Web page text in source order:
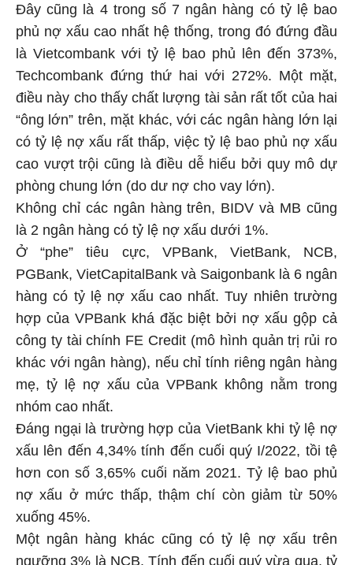
Đây cũng là 4 trong số 7 ngân hàng có tỷ lệ bao
phủ nợ xấu cao nhất hệ thống, trong đó đứng đầu
là Vietcombank với tỷ lệ bao phủ lên đến 373%,
Techcombank đứng thứ hai với 272%. Một mặt,
điều này cho thấy chất lượng tài sản rất tốt của hai
“ông lớn” trên, mặt khác, với các ngân hàng lớn lại
có tỷ lệ nợ xấu rất thấp, việc tỷ lệ bao phủ nợ xấu
cao vượt trội cũng là điều dễ hiểu bởi quy mô dự
phòng chung lớn (do dư nợ cho vay lớn).
Không chỉ các ngân hàng trên, BIDV và MB cũng
là 2 ngân hàng có tỷ lệ nợ xấu dưới 1%.
Ở “phe” tiêu cực, VPBank, VietBank, NCB,
PGBank, VietCapitalBank và Saigonbank là 6 ngân
hàng có tỷ lệ nợ xấu cao nhất. Tuy nhiên trường
hợp của VPBank khá đặc biệt bởi nợ xấu gộp cả
công ty tài chính FE Credit (mô hình quản trị rủi ro
khác với ngân hàng), nếu chỉ tính riêng ngân hàng
mẹ, tỷ lệ nợ xấu của VPBank không nằm trong
nhóm cao nhất.
Đáng ngại là trường hợp của VietBank khi tỷ lệ nợ
xấu lên đến 4,34% tính đến cuối quý I/2022, tồi tệ
hơn con số 3,65% cuối năm 2021. Tỷ lệ bao phủ
nợ xấu ở mức thấp, thậm chí còn giảm từ 50%
xuống 45%.
Một ngân hàng khác cũng có tỷ lệ nợ xấu trên
ngưỡng 3% là NCB. Tính đến cuối quý vừa qua, tỷ